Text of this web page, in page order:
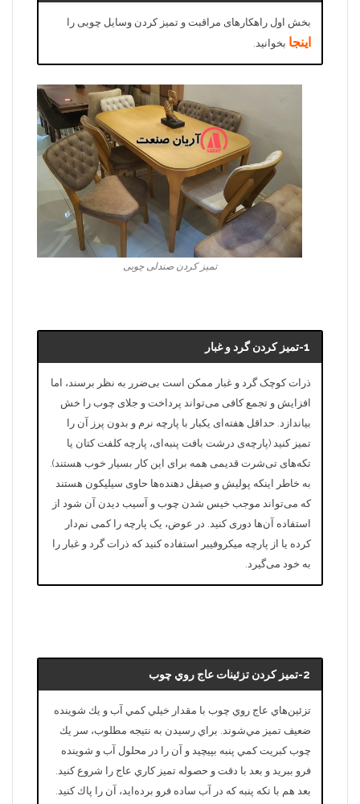
بخش اول راهکارهای مراقبت و تمیز کردن وسایل چوبی را
اینجا بخوانید.
تمیز کردن صندلی چوبی
1-تمیز کردن گرد و غبار
ذرات کوچک گرد و غبار ممکن است بی‌ضرر به نظر برسند، اما
افزایش و تجمع کافی می‌تواند پرداخت و جلای چوب را خش
بیاندازد. حداقل هفته‌ای یکبار با پارچه نرم و بدون پرز آن را
تمیز کنید (پارچه‌ی درشت بافت پنبه‌ای، پارچه کلفت کتان یا
تکه‌های تی‌شرت قدیمی همه برای این کار بسیار خوب هستند).
به خاطر اینکه پولیش و صیقل دهنده‌ها حاوی سیلیکون هستند
که می‌تواند موجب خیس شدن چوب و آسیب دیدن آن شود از
استفاده آن‌ها دوری کنید. در عوض، یک پارچه را کمی نم‌دار
کرده یا از پارچه میکروفیبر استفاده کنید که ذرات گرد و غبار را
به خود می‌گیرد.
2-تميز كردن تزئينات عاج روي چوب
تزئين‌هاي عاج روي چوب با مقدار خيلي كمي آب و يك شوينده
ضعيف تميز مي‌شوند. براي رسيدن به نتيجه مطلوب، سر يك
چوب كبريت كمي پنبه بپيچيد و آن را در محلول آب و شوينده
فرو ببريد و بعد با دقت و حصوله تميز كاري عاج را شروع كنيد.
بعد هم با تكه پنبه كه در آب ساده فرو برده‌ايد، آن را پاك كنيد.